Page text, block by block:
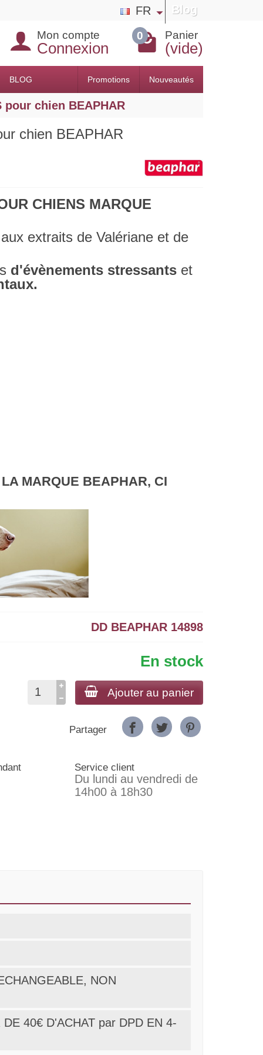
FR Blog
Mon compte
Connexion
0 Panier
(vide)
BLOG Promotions Nouveautés
pour chien BEAPHAR
chien BEAPHAR
CHIENS MARQUE
extraits de Valériane et de
d'évènements stressants et
MARQUE BEAPHAR, CI
DD BEAPHAR 14898
En stock
Ajouter au panier
Partager
Service client
Du lundi au vendredi de
14h00 à 18h30
NON
40€ D'ACHAT par DPD EN 4-